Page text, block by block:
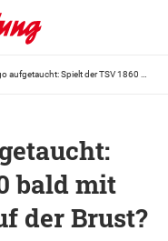
bald mit
der Brust?